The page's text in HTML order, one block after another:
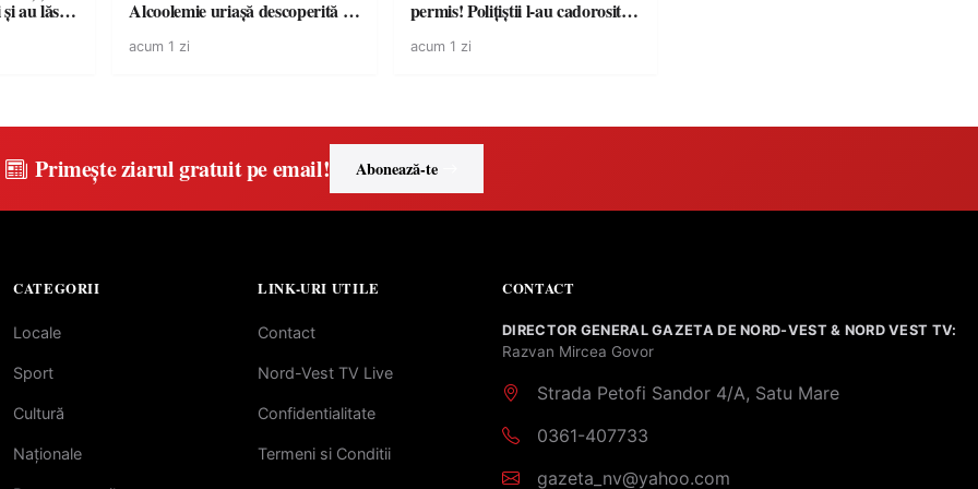
au lăsat
Alcoolemie uriașă descoperită de
acum 1 zi
permis! Polițiștii l-au cadorosit
acum 1 zi
Primește ziarul gratuit pe email! Abonează-te
CATEGORII
Locale
Sport
Cultură
Naționale
LINK-URI UTILE
Contact
Nord-Vest TV Live
Confidentialitate
Termeni si Conditii
CONTACT
DIRECTOR GENERAL GAZETA DE NORD-VEST & NORD VEST TV:
Razvan Mircea Govor
Strada Petofi Sandor 4/A, Satu Mare
0361-407733
gazeta_nv@yahoo.com